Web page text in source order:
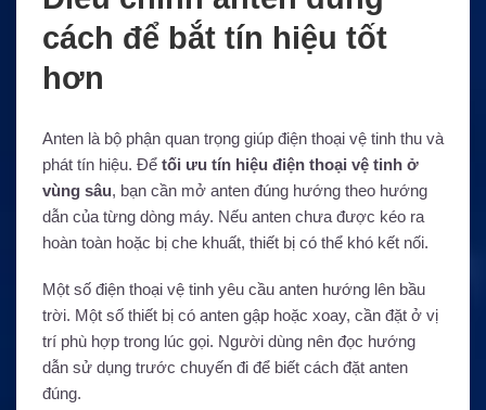
cách để bắt tín hiệu tốt
hơn
Anten là bộ phận quan trọng giúp điện thoại vệ tinh thu và
phát tín hiệu. Để tối ưu tín hiệu điện thoại vệ tinh ở
vùng sâu, bạn cần mở anten đúng hướng theo hướng
dẫn của từng dòng máy. Nếu anten chưa được kéo ra
hoàn toàn hoặc bị che khuất, thiết bị có thể khó kết nối.
Một số điện thoại vệ tinh yêu cầu anten hướng lên bầu
trời. Một số thiết bị có anten gập hoặc xoay, cần đặt ở vị
trí phù hợp trong lúc gọi. Người dùng nên đọc hướng
dẫn sử dụng trước chuyến đi để biết cách đặt anten
đúng.